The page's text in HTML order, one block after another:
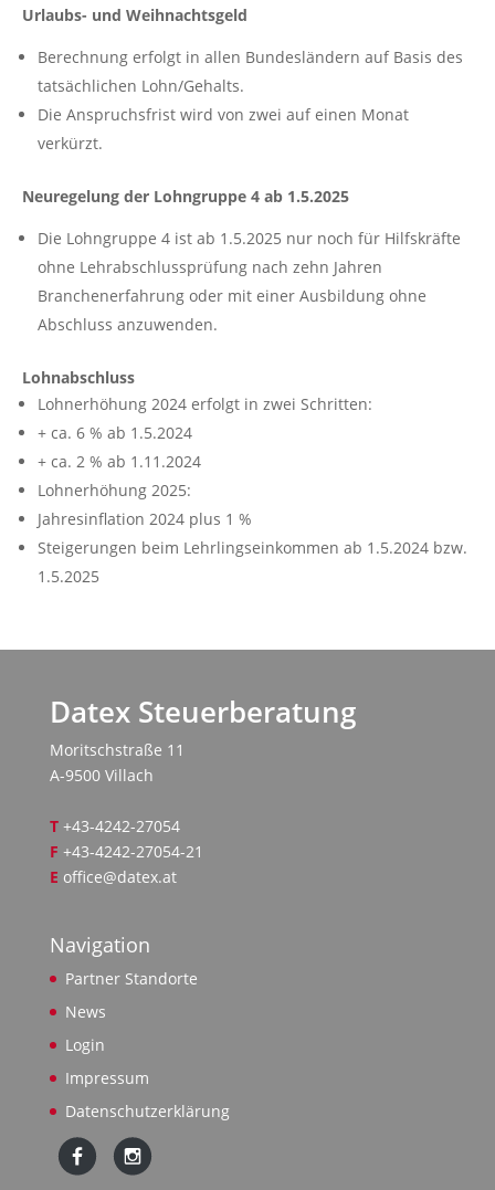
Urlaubs- und Weihnachtsgeld
Berechnung erfolgt in allen Bundesländern auf Basis des
tatsächlichen Lohn/Gehalts.
Die Anspruchsfrist wird von zwei auf einen Monat
verkürzt.
Neuregelung der Lohngruppe 4 ab 1.5.2025
Die Lohngruppe 4 ist ab 1.5.2025 nur noch für Hilfskräfte
ohne Lehrabschlussprüfung nach zehn Jahren
Branchenerfahrung oder mit einer Ausbildung ohne
Abschluss anzuwenden.
Lohnabschluss
Lohnerhöhung 2024 erfolgt in zwei Schritten:
+ ca. 6 % ab 1.5.2024
+ ca. 2 % ab 1.11.2024
Lohnerhöhung 2025:
Jahresinflation 2024 plus 1 %
Steigerungen beim Lehrlingseinkommen ab 1.5.2024 bzw.
1.5.2025
Datex Steuerberatung
Moritschstraße 11
A-9500 Villach
T+43-4242-27054
F +43-4242-27054-21
E office@datex.at
Navigation
Partner Standorte
News
Login
Impressum
Datenschutzerklärung